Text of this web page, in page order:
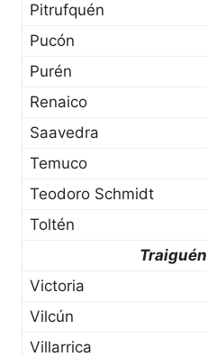
Pitrufquén
Pucón
Purén
Renaico
Saavedra
Temuco
Teodoro Schmidt
Toltén
Traiguén
Victoria
Vilcún
Villarrica